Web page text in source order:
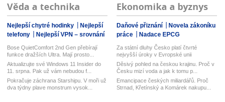
Věda a technika
Nejlepší chytré hodinky
Nejlepší
telefony
Nejlepší VPN – srovnání
Bose QuietComfort 2nd Gen přebírají
funkce dražších Ultra. Mají prosto...
Aktualizujte své Windows 11 Insider do
11. srpna. Pak už vám nebudou f...
Pokračuje záchrana Starshipu. V moři už
dva týdny plave monstrum vysok...
Ekonomika a byznys
Daňové přiznání
Novela zákoníku
práce
Nadace EPCG
Za státní dluhy Česko platí čtvrté
nejvyšší úroky v Evropské unii
Děsivý pohled na českou krajinu. Proč v
Česku mizí voda a jak k tomu p...
Emancipace českých miliardářů. Proč
Strnad, Křetínský a Komárek nakupu...